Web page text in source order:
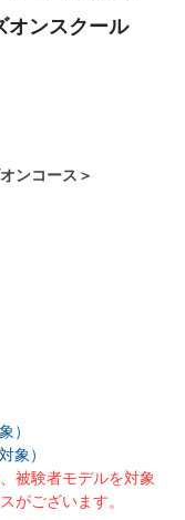
オンスクール
ンコース＞
）
象）
被験者モデルを対象
がございます。